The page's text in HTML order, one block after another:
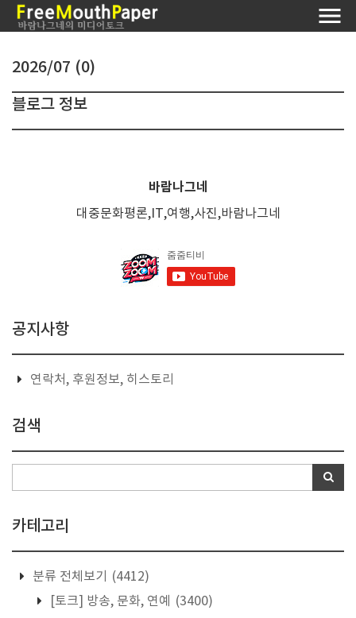
2026/07 (0)
블로그 정보
바람나그네
대중문화평론,IT,여행,사진,바람나그네
공지사항
연락처, 후원정보, 히스토리
검색
카테고리
분류 전체보기
(4412)
[토크] 방송, 문화, 연예
(3400)